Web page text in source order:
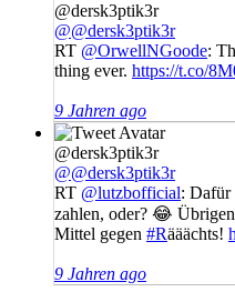
@dersk3ptik3r
@@dersk3ptik3r
RT @OrwellNGoode:
thing ever. https://t.co/
9 Jahren ago
@dersk3ptik3r
@@dersk3ptik3r
RT @lutzbofficial: Dafür
zahlen, oder? 😂
Mittel gegen #Rääächts!
9 Jahren ago